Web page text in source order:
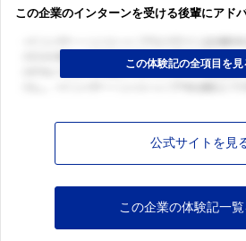
この企業のインターンを受ける後輩にアド
公式サイトを見
この企業の体験記一